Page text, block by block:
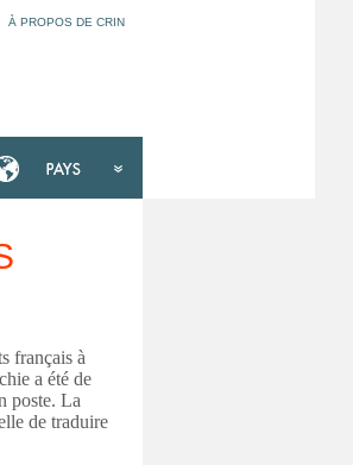
À PROPOS DE CRIN
français à
a été de
poste. La
de traduire